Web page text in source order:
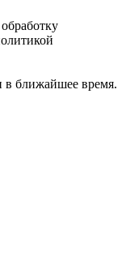
ближайшее время.